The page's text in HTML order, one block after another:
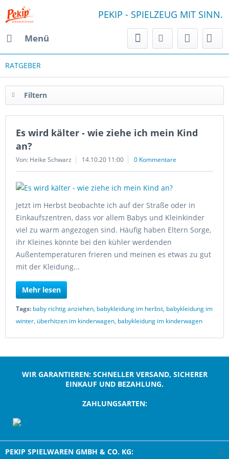
Menü
PEKIP - SPIELZEUG MIT SINN.
RATGEBER
Filtern
Es wird kälter - wie ziehe ich mein Kind
an?
Von: Heike Schwarz 14.10.20 11:00 0 Kommentare
Jetzt im Herbst beobachte ich auf der Straße oder in
Einkaufszentren, dass vor allem Babys und Kleinkinder
viel zu warm angezogen sind. Häufig haben Eltern Sorge,
ihr Kleines könnte bei den kühler werdenden
Außentemperaturen frieren und meinen es etwas zu gut
mit der Kleidung...
Mehr lesen
Tags: baby richtig anziehen, babykleidung im herbst, babykleidung im
winter, überhitzen im kinderwagen, babykleidung im kinderwagen
WIR GARANTIEREN: SCHNELLER VERSAND, SICHERER
EINKAUF UND BEZAHLUNG.
ZAHLUNGSARTEN:
PEKIP SPIELWAREN GMBH & CO. KG: